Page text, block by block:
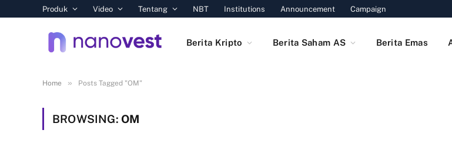
Produk Video Tentang NBT Institutions Announcement Campaign
Berita Kripto Berita Saham AS Berita Emas
Home » Posts Tagged "OM"
BROWSING: OM